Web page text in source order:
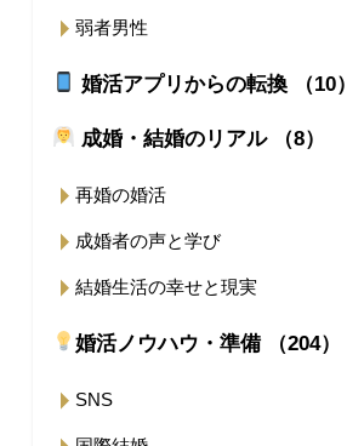
弱者男性
婚活アプリからの転換 （10）
成婚・結婚のリアル （8）
再婚の婚活
成婚者の声と学び
結婚生活の幸せと現実
婚活ノウハウ・準備 （204）
SNS